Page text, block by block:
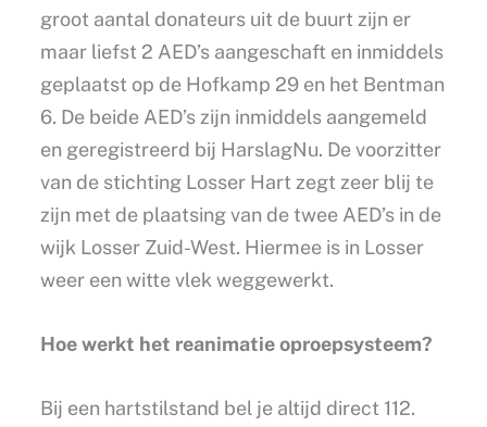
groot aantal donateurs uit de buurt zijn er
maar liefst 2 AED’s aangeschaft en inmiddels
geplaatst op de Hofkamp 29 en het Bentman
6. De beide AED’s zijn inmiddels aangemeld
en geregistreerd bij HarslagNu. De voorzitter
van de stichting Losser Hart zegt zeer blij te
zijn met de plaatsing van de twee AED’s in de
wijk Losser Zuid-West. Hiermee is in Losser
weer een witte vlek weggewerkt.
Hoe werkt het reanimatie oproepsysteem?
Bij een hartstilstand bel je altijd direct 112.